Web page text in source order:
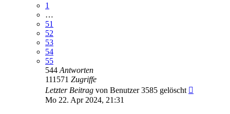
1
…
51
52
53
54
55
544 Antworten
111571 Zugriffe
Letzter Beitrag von Benutzer 3585 gelöscht
Mo 22. Apr 2024, 21:31